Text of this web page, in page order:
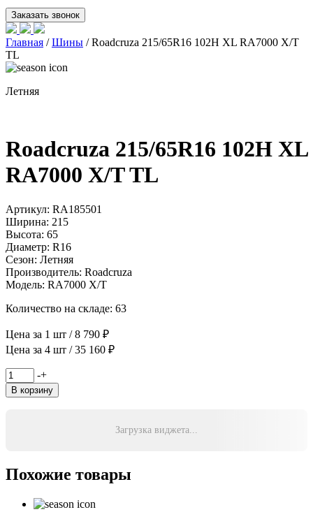
Главная /Шины / Roadcruza 215/65R16 102H XL RA7000 X/T
TL
Летняя
Roadcruza 215/65R16 102H XL
RA7000 X/T TL
Артикул: RA185501
Ширина: 215
Высота: 65
Диаметр: R16
Сезон: Летняя
Производитель: Roadcruza
Модель: RA7000 X/T
Количество на складе: 63
Цена за 1 шт / 8 790 ₽
Цена за 4 шт / 35 160 ₽
Количество
товара
Roadcruza
TL
-+
В корзину
Загрузка виджета...
Похожие товары